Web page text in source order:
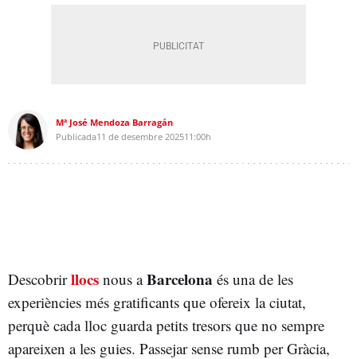
Mª José Mendoza Barragán
Publicada11 de desembre 202511:00h
Descobrirllocs nous aBarcelona és una de les
experiències més gratificants que ofereix la ciutat,
perquè cada lloc guarda petits tresors que no sempre
apareixen a les guies. Passejar sense rumb per Gràcia,